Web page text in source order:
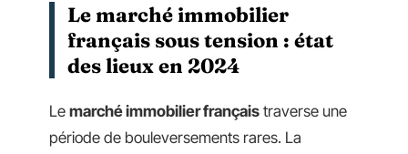
Le marché immobilier
français sous tension : état
des lieux en 2024
Le marché immobilier français traverse une
période de bouleversements rares. La